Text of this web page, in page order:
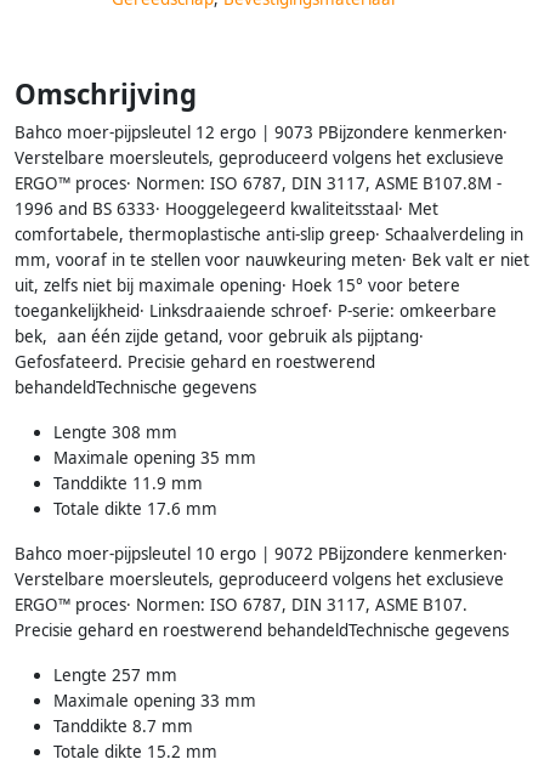
Omschrijving
Bahco moer-pijpsleutel 12 ergo | 9073 PBijzondere kenmerken·
Verstelbare moersleutels, geproduceerd volgens het exclusieve
ERGO™ proces· Normen: ISO 6787, DIN 3117, ASME B107.8M -
1996 and BS 6333· Hooggelegeerd kwaliteitsstaal· Met
comfortabele, thermoplastische anti-slip greep· Schaalverdeling in
mm, vooraf in te stellen voor nauwkeuring meten· Bek valt er niet
uit, zelfs niet bij maximale opening· Hoek 15° voor betere
toegankelijkheid· Linksdraaiende schroef· P-serie: omkeerbare
bek, aan één zijde getand, voor gebruik als pijptang·
Gefosfateerd. Precisie gehard en roestwerend
behandeldTechnische gegevens
Lengte 308 mm
Maximale opening 35 mm
Tanddikte 11.9 mm
Totale dikte 17.6 mm
Bahco moer-pijpsleutel 10 ergo | 9072 PBijzondere kenmerken·
Verstelbare moersleutels, geproduceerd volgens het exclusieve
ERGO™ proces· Normen: ISO 6787, DIN 3117, ASME B107.
Precisie gehard en roestwerend behandeldTechnische gegevens
Lengte 257 mm
Maximale opening 33 mm
Tanddikte 8.7 mm
Totale dikte 15.2 mm